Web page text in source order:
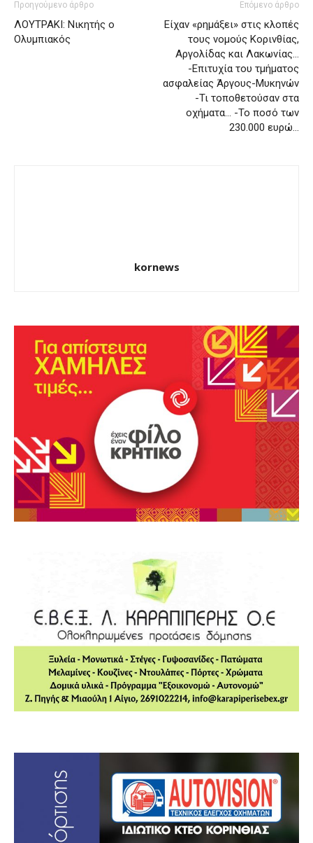
Προηγούμενο άρθρο
ΛΟΥΤΡΑΚΙ: Νικητής ο
Ολυμπιακός
Επόμενο άρθρο
Είχαν «ρημάξει» στις κλοπές
τους νομούς Κορινθίας,
Αργολίδας και Λακωνίας…
-Επιτυχία του τμήματος
ασφαλείας Άργους-Μυκηνών
-Τι τοποθετούσαν στα
οχήματα… -Το ποσό των
230.000 ευρώ…
kornews